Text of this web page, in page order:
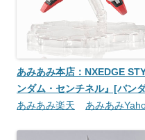
あみあみ本店：NXEDGE
ンダム・センチネル』[バン
あみあみ楽天
あみあみ